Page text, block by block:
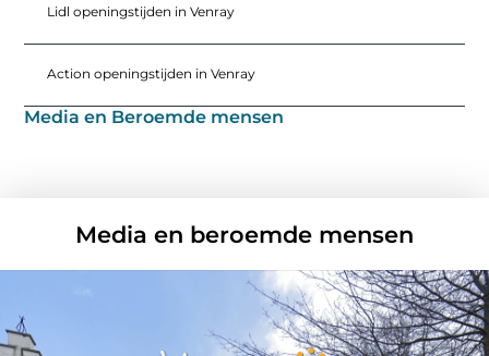
Lidl openingstijden in Venray
Action openingstijden in Venray
Media en Beroemde mensen
Media en beroemde mensen